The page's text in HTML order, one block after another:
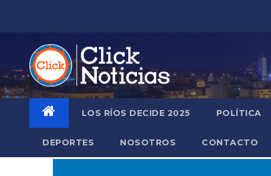
LOS RÍOS DECIDE 2025 POLÍTICA
DEPORTES NOSOTROS CONTACTO